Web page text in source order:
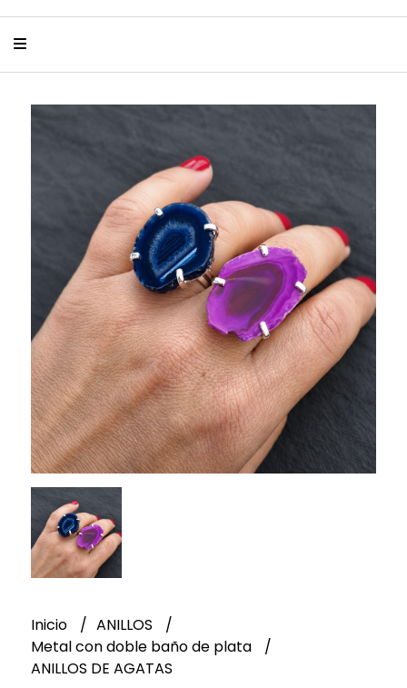
Inicio
ANILLOS
Metal con doble baño de plata
ANILLOS DE AGATAS